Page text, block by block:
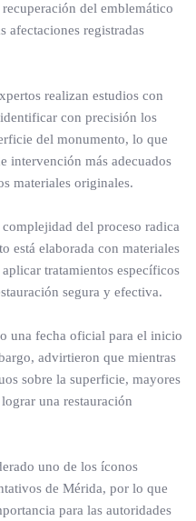
del emblemático
afectaciones registradas
realizan estudios con
con precisión los
del monumento, lo que
intervención más adecuados
materiales originales.
del proceso radica
está elaborada con materiales
tratamientos específicos
segura y efectiva.
una fecha oficial para el inicio
advirtieron que mientras
sobre la superficie, mayores
una restauración
uno de los íconos
de Mérida, por lo que
para las autoridades